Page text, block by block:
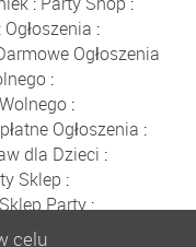
Ogłoszenia :
Ogłoszenia
:
:
Ogłoszenia :
dla Dzieci :
Sklep :
Party:
celu